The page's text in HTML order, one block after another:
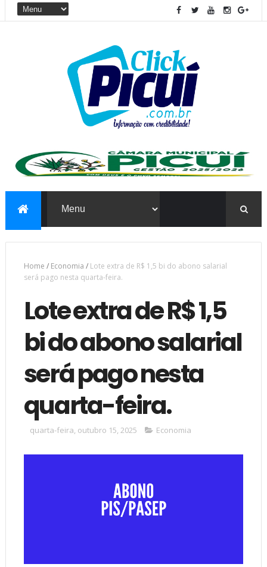
Home / Economia / Lote extra de R$ 1,5 bi do abono salarial
será pago nesta quarta-feira.
Lote extra de R$ 1,5
bi do abono salarial
será pago nesta
quarta-feira.
quarta-feira, outubro 15, 2025 Economia